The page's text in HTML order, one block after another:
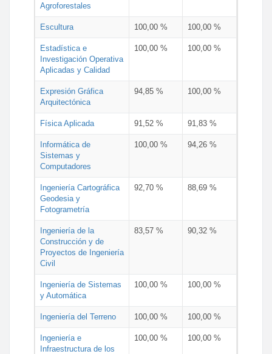
Agroforestales
Escultura 100,00 % 100,00 %
Estadística e
Investigación Operativa
Aplicadas y Calidad
100,00 % 100,00 %
Expresión Gráfica
Arquitectónica
94,85 % 100,00 %
Física Aplicada 91,52 % 91,83 %
Informática de
Sistemas y
Computadores
100,00 % 94,26 %
Ingeniería Cartográfica
Geodesia y
Fotogrametría
92,70 % 88,69 %
Ingeniería de la
Construcción y de
Proyectos de Ingeniería
Civil
83,57 % 90,32 %
Ingeniería de Sistemas
y Automática
100,00 % 100,00 %
Ingeniería del Terreno 100,00 % 100,00 %
Ingeniería e
Infraestructura de los
100,00 % 100,00 %